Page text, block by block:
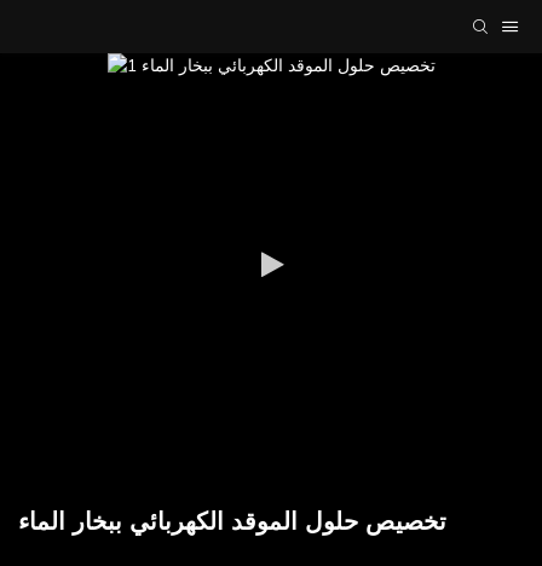
تخصيص حلول الموقد الكهربائي ببخار الماء